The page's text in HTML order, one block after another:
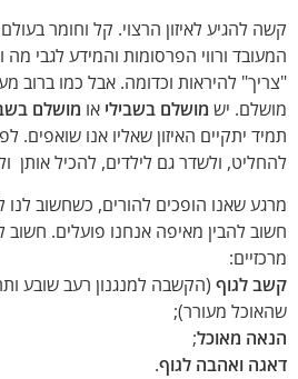
קשה להגיע לאיזון הרצוי. קל וחומר
המעובד ורווי הפרסומות והמידע לגבי מה
"צריך" להיראות וכדומה. אבל כמו ברוב
מושלם. יש מושלם בשבילי או מושלם
תמיד יתקיים האיזון שאליו אנו שואפים.
להחליט, ולשדר גם לילדים, להכיל אותן
מרגע שאנו הופכים להורים, כשחשוב לנו
חשוב להבין מאיפה אנחנו פועלים.
מרכזיים:
קשב לגוף (הקשבה למנגנון רעב שובע
שהאוכל מעורר);
הנאה מאוכל;
דאגה ואהבה לגוף.